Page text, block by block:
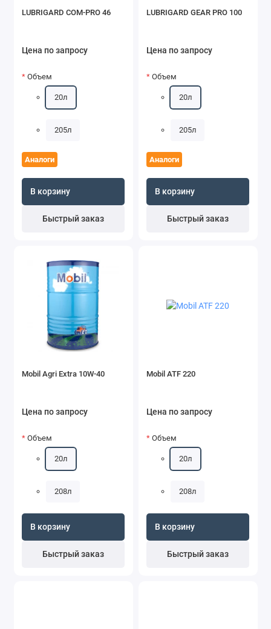
LUBRIGARD COM-PRO 46
Цена по запросу
Аналоги
Объем
20л
205л
В корзину
Быстрый заказ
LUBRIGARD GEAR PRO 100
Цена по запросу
Аналоги
Объем
20л
205л
В корзину
Быстрый заказ
Mobil Agri Extra 10W-40
Цена по запросу
Объем
20л
208л
В корзину
Быстрый заказ
Mobil ATF 220
Цена по запросу
Объем
20л
208л
В корзину
Быстрый заказ